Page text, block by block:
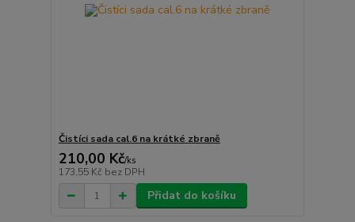
Čistíci sada cal.6 na krátké zbraně
210,00 Kč/ks
173,55 Kč bez DPH
Přidat do košíku